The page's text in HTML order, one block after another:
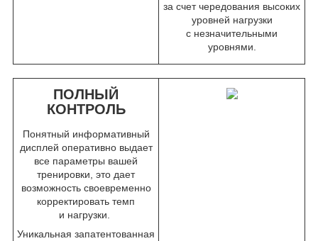
за счет чередования высоких
уровней нагрузки
с незначительными
уровнями.
ПОЛНЫЙ
КОНТРОЛЬ
Понятный информативный
дисплей оперативно выдает
все параметры вашей
тренировки, это дает
возможность своевременно
корректировать темп
и нагрузки.
Уникальная запатентованная